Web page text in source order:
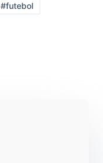
#futebol